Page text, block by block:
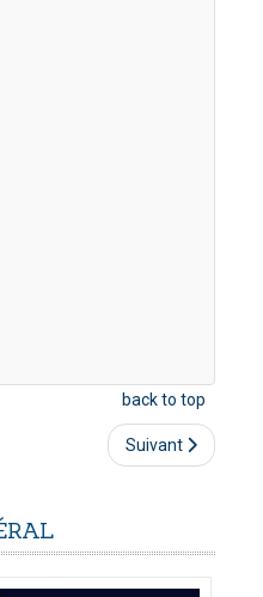
back to top
Suivant